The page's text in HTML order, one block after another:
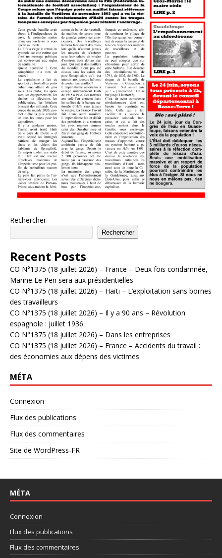
Rechercher
Rechercher
Recent Posts
CO N°1375 (18 juillet 2026) – France – Deux fois condamnée,
Marine Le Pen sera aux présidentielles
CO N°1375 (18 juillet 2026) – Haïti – L’exploitation sans bornes
des travailleurs
CO N°1375 (18 juillet 2026) – Il y a 90 ans – Révolution
espagnole : juillet 1936
CO N°1375 (18 juillet 2026) – Dans les entreprises
CO N°1375 (18 juillet 2026) – France – Accidents du travail :
des économies aux dépens des victimes
MÉTA
Connexion
Flux des publications
Flux des commentaires
Site de WordPress-FR
MÉTA
Connexion
Flux des publications
Flux des commentaires